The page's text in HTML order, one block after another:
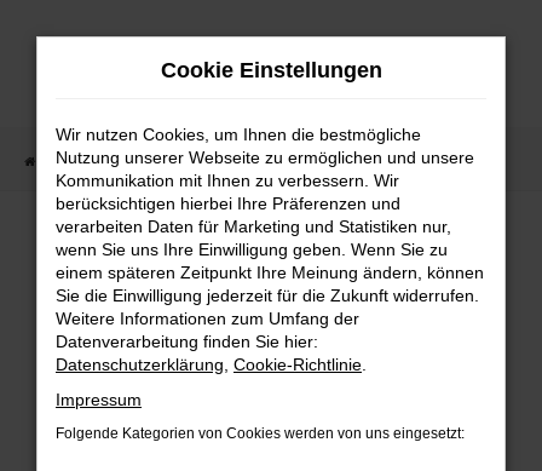
Zum
Startseite Fahrzeugangebote Fahrzeugmarkt
Fahrzeugmarkt
Fehler: Network Error
Beim Laden ist ein Fehler aufgetreten.
Hier sind ein paar Tipps, die dir helfen können:
Cookie Einstellungen
Wir nutzen Cookies, um Ihnen die bestmögliche
Nutzung unserer Webseite zu ermöglichen und unsere
Kommunikation mit Ihnen zu verbessern. Wir
berücksichtigen hierbei Ihre Präferenzen und
verarbeiten Daten für Marketing und Statistiken nur,
wenn Sie uns Ihre Einwilligung geben. Wenn Sie zu
einem späteren Zeitpunkt Ihre Meinung ändern, können
Sie die Einwilligung jederzeit für die Zukunft widerrufen.
Weitere Informationen zum Umfang der
Datenverarbeitung finden Sie hier:
Datenschutzerklärung Cookie-Richtlinie
Impressum
Folgende Kategorien von Cookies werden von uns eingesetzt: